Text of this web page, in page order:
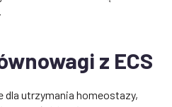
z ECS
dla utrzymania homeostazy,